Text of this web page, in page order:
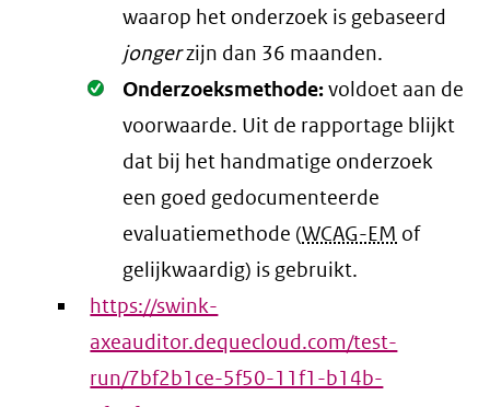
waarop het onderzoek is gebaseerd
jongerzijn dan 36 maanden.
Oké.
Onderzoeksmethode:voldoet aan de
voorwaarde. Uit de rapportage blijkt
dat bij het handmatige onderzoek
een goed gedocumenteerde
evaluatiemethode (WCAG-EM of
gelijkwaardig) is gebruikt.
https://swink-
axeauditor.dequecloud.com/test-
run/7bf2b1ce-5f50-11f1-b14b-